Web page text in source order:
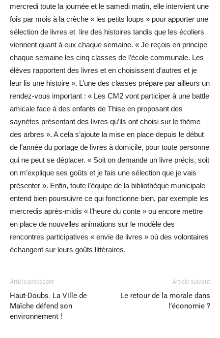
mercredi toute la journée et le samedi matin, elle intervient une
fois par mois à la crèche « les petits loups » pour apporter une
sélection de livres et lire des histoires tandis que les écoliers
viennent quant à eux chaque semaine. « Je reçois en principe
chaque semaine les cinq classes de l’école communale. Les
élèves rapportent des livres et en choisissent d’autres et je
leur lis une histoire ». L’une des classes prépare par ailleurs un
rendez-vous important : « Les CM2 vont participer à une battle
amicale face à des enfants de Thise en proposant des
saynètes présentant des livres qu’ils ont choisi sur le thème
des arbres ». A cela s’ajoute la mise en place depuis le début
de l’année du portage de livres à domicile, pour toute personne
qui ne peut se déplacer. « Soit on demande un livre précis, soit
on m’explique ses goûts et je fais une sélection que je vais
présenter ». Enfin, toute l’équipe de la bibliothèque municipale
entend bien poursuivre ce qui fonctionne bien, par exemple les
mercredis après-midis « l’heure du conte » ou encore mettre
en place de nouvelles animations sur le modèle des
rencontres participatives « envie de livres » où des volontaires
échangent sur leurs goûts littéraires.
Article précédent
Haut-Doubs. La Ville de
Maîche défend son
environnement !
Article suivant
Le retour de la morale dans
l’économie ?